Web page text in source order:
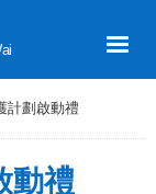
計劃啟動禮
動禮